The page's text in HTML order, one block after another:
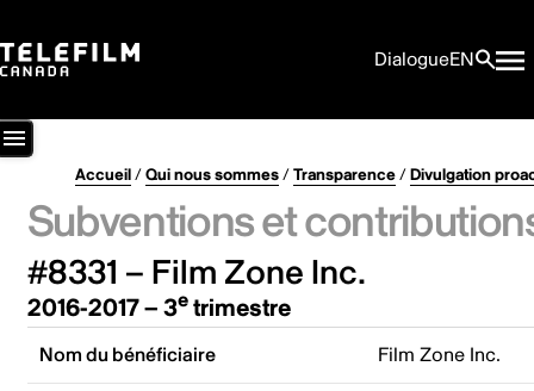
DialogueEN
Accueil/Qui nous sommes/Transparence/Divulgation
Subventions et
#8331 – Film Zone Inc.
2016-2017 – 3etrimestre
Nom du bénéficiaire Film Zone Inc.